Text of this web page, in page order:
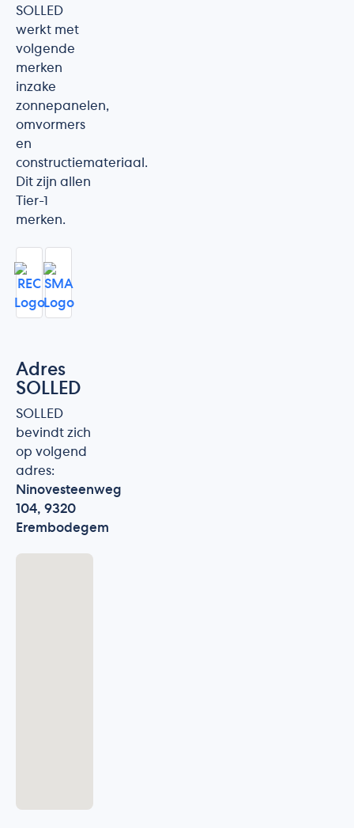
SOLLED
werkt met
volgende
merken
inzake
zonnepanelen,
omvormers
en
constructiemateriaal.
Dit zijn allen
Tier-1
merken.
Adres
SOLLED
SOLLED
bevindt zich
op volgend
adres:
Ninovesteenweg
104, 9320
Erembodegem